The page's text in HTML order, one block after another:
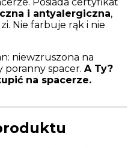
i antyalergiczna,
Nie farbuje rąk i nie
niewzruszona na
poranny spacer. A Ty?
na spacerze.